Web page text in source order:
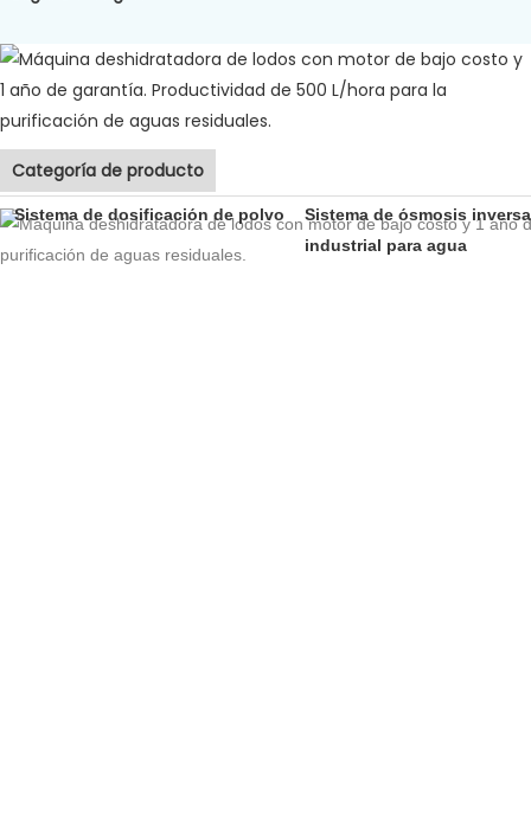
Categoría de producto
Sistema de dosificación de polvo
Sistema de ósmosis inversa
industrial para agua